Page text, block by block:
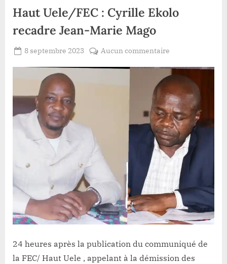
Haut Uele/FEC : Cyrille Ekolo
recadre Jean-Marie Mago
Posted
8 septembre 2023
Aucun commentaire
Uele/FEC
:
Cyrille
Ekolo
recadre
Jean-
Marie
Mago
24 heures après la publication du communiqué de
la FEC/ Haut Uele , appelant à la démission des